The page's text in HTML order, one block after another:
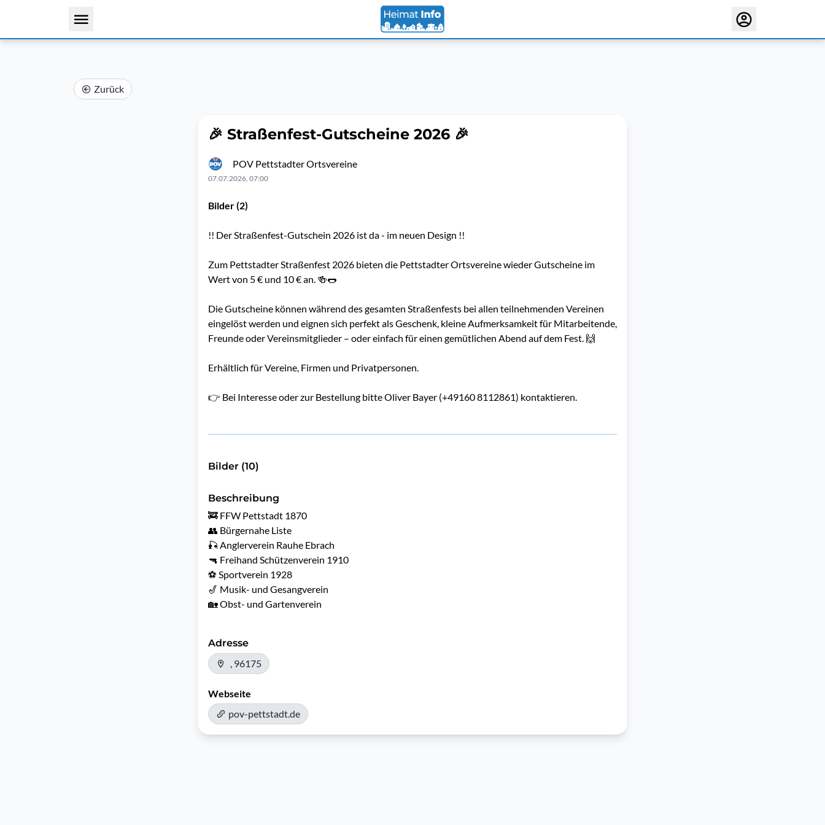
Zurück
🎉 Straßenfest-Gutscheine 2026 🎉
POV Pettstadter Ortsvereine
07.07.2026, 07:00
Bilder (2)
!! Der Straßenfest-Gutschein 2026 ist da - im neuen Design !!
Zum Pettstadter Straßenfest 2026 bieten die Pettstadter Ortsvereine wieder Gutscheine im
Wert von 5 € und 10 € an. 🍻🌭
Die Gutscheine können während des gesamten Straßenfests bei allen teilnehmenden Vereinen
eingelöst werden und eignen sich perfekt als Geschenk, kleine Aufmerksamkeit für Mitarbeitende,
Freunde oder Vereinsmitglieder – oder einfach für einen gemütlichen Abend auf dem Fest. 🙌
Erhältlich für Vereine, Firmen und Privatpersonen.
👉 Bei Interesse oder zur Bestellung bitte Oliver Bayer (+49160 8112861) kontaktieren.
Bilder (10)
Beschreibung
🚒 FFW Pettstadt 1870
👥 Bürgernahe Liste
🎣 Anglerverein Rauhe Ebrach
🔫 Freihand Schützenverein 1910
⚽ Sportverein 1928
🎷 Musik- und Gesangverein
🏡 Obst- und Gartenverein
Adresse
, 96175
Webseite
pov-pettstadt.de